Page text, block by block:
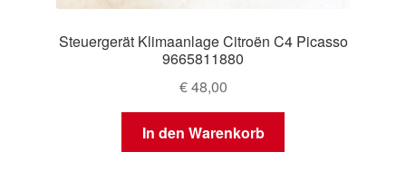
Zahlungen
Steuergerät Klimaanlage Citroën C4 Picasso
9665811880
€48,00
In den Warenkorb